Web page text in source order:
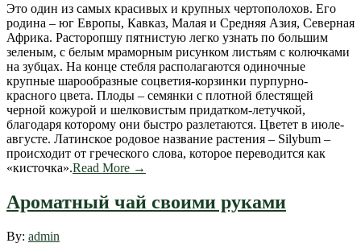
Это один из самых красивых и крупных чертополохов. Его
родина – юг Европы, Кавказ, Малая и Средняя Азия, Северная
Африка. Расторопшу пятнистую легко узнать по большим
зеленым, с белым мраморным рисунком листьям с колючками
на зубцах. На конце стебля располагаются одиночные
крупные шарообразные соцветия-корзинки пурпурно-
красного цвета. Плоды – семянки с плотной блестящей
черной кожурой и шелковистым придатком-летучкой,
благодаря которому они быстро разлетаются. Цветет в июле-
августе. Латинское родовое название растения – Silybum –
происходит от греческого слова, которое переводится как
«кисточка».Read More →
Ароматный чай своими руками
2012-
By: admin